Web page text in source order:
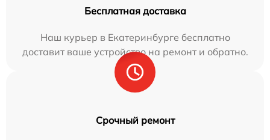
Бесплатная доставка
Наш курьер в Екатеринбурге бесплатно
доставит ваше устройство на ремонт и обратно.
Срочный ремонт